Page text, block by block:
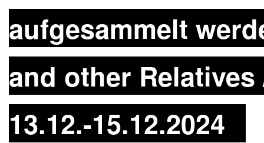
aufgesammelt
and other Relatives
13.12.-15.12.2024